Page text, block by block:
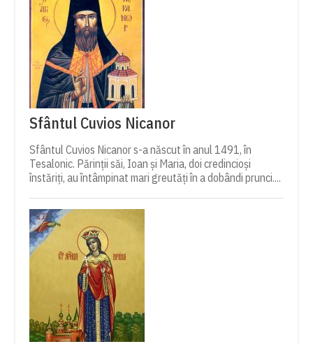
Sfântul Cuvios Nicanor
Sfântul Cuvios Nicanor s-a născut în anul 1491, în
Tesalonic. Părinții săi, Ioan și Maria, doi credincioși
înstăriți, au întâmpinat mari greutăți în a dobândi prunci....